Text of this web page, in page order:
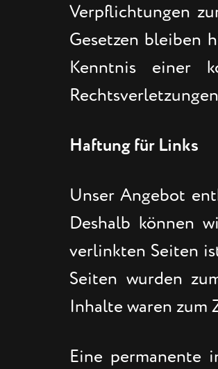
Verpflichtungen
Gesetzen bleiben
Kenntnis einer
Haftung für Links
Unser Angebot
Deshalb können
verlinkten Seiten
Seiten wurden
Inhalte waren zum
Eine permanente